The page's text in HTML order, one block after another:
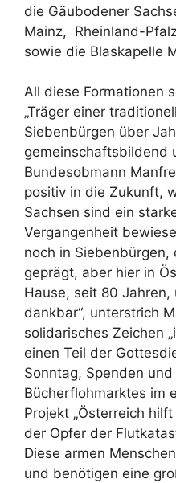
die Gäubodener
Mainz, Rheinland-
sowie die Blaskapelle
All diese Formationen
„Träger einer
Siebenbürgen über
gemeinschaftsbildend
Bundesobmann
positiv in die Zukunft,
Sachsen sind ein
Vergangenheit
noch in
geprägt, aber hier in
Hause, seit 80
dankbar“, unterstrich
solidarisches Zeichen
einen Teil der
Sonntag, Spenden
Bücherflohmarktes im
Projekt „Österreich
der Opfer der
Diese armen
und benötigen eine